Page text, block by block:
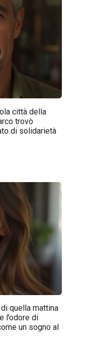
città della
trovò
di solidarietà
quella mattina
l’odore di
un sogno al